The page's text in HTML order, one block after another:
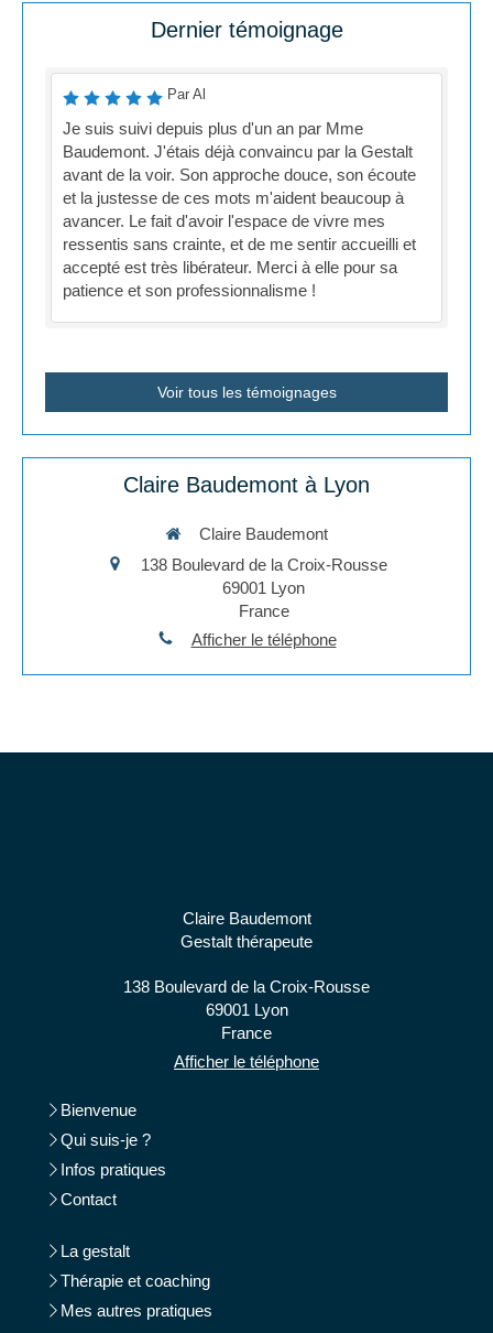
Dernier témoignage
Par Al
Je suis suivi depuis plus d'un an par Mme
Baudemont. J'étais déjà convaincu par la Gestalt
avant de la voir. Son approche douce, son écoute
et la justesse de ces mots m'aident beaucoup à
avancer. Le fait d'avoir l'espace de vivre mes
ressentis sans crainte, et de me sentir accueilli et
accepté est très libérateur. Merci à elle pour sa
patience et son professionnalisme !
Voir tous les témoignages
Claire Baudemont à Lyon
Claire Baudemont
138 Boulevard de la Croix-Rousse
69001 Lyon
France
Afficher le téléphone
Claire Baudemont
Gestalt thérapeute
138 Boulevard de la Croix-Rousse
69001 Lyon
France
Afficher le téléphone
Bienvenue
Qui suis-je ?
Infos pratiques
Contact
La gestalt
Thérapie et coaching
Mes autres pratiques